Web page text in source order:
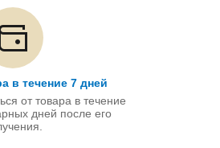
в течение 7 дней
от товара в течение
дней после его